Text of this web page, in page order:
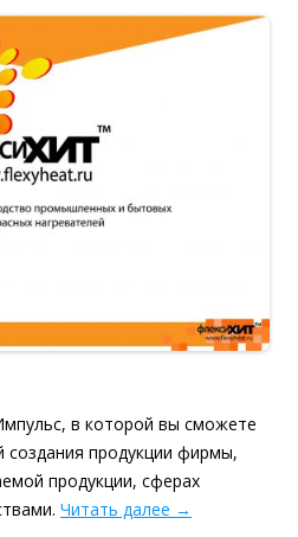
в которой вы сможете
создания продукции фирмы,
продукции, сферах
Читать далее →